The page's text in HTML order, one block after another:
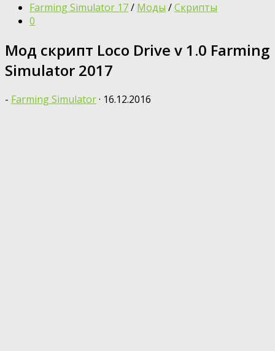
Farming Simulator 17/ Моды /Скрипты
0
Мод скрипт Loco Drive v 1.0 Farming
Simulator 2017
- Farming Simulator· 16.12.2016